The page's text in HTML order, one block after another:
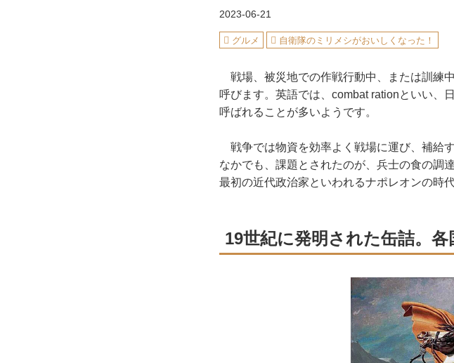
2023-06-21
グルメ 自衛隊のミリメシがおいしくなった！
戦場、被災地での作戦行動中、または訓練
呼びます。英語では、combat rationといい、
呼ばれることが多いようです。
戦争では物資を効率よく戦場に運び、補給
なかでも、課題とされたのが、兵士の食の調
最初の近代政治家といわれるナポレオンの時
19世紀に発明された缶詰。